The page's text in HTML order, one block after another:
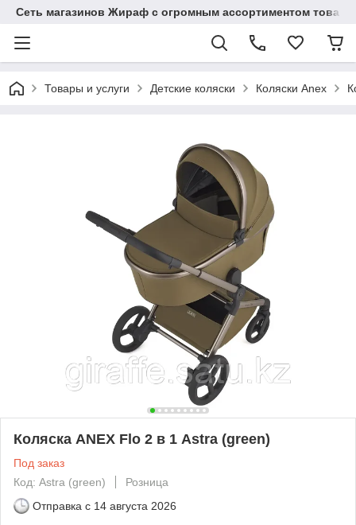
Сеть магазинов Жираф с огромным ассортиментом
Товары и услуги Детские коляски Коляски Anex
Коляска ANEX Flo 2 в 1 Astra (green)
Под заказ
Код: Astra (green)
Розница
Отправка с 14 августа 2026